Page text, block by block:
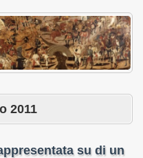
2011
su di un